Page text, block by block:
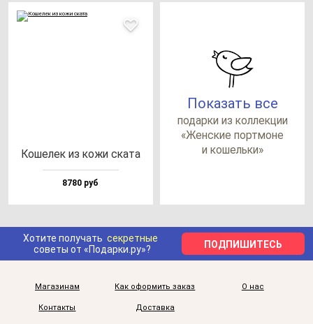
Коше­лек из ко­жи ска­та
8780 руб
Показать все
по­дар­ки из кол­лек­ции
«Жен­ские пор­тмо­не
и ко­шель­ки»
Хотите получать секретные
советы от «Подарки.ру»?
ПОДПИШИТЕСЬ
Магазинам Как оформить заказ О нас
Контакты Доставка